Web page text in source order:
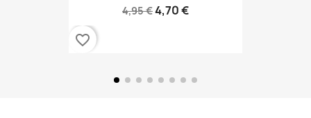
4,95 €4,70 €
favorite_border